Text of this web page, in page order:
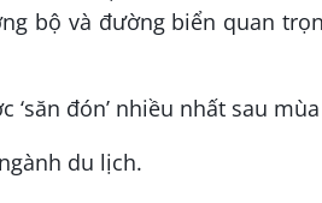
bộ và đường biển quan
du lịch.